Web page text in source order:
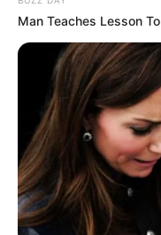
Man Teaches Lesson